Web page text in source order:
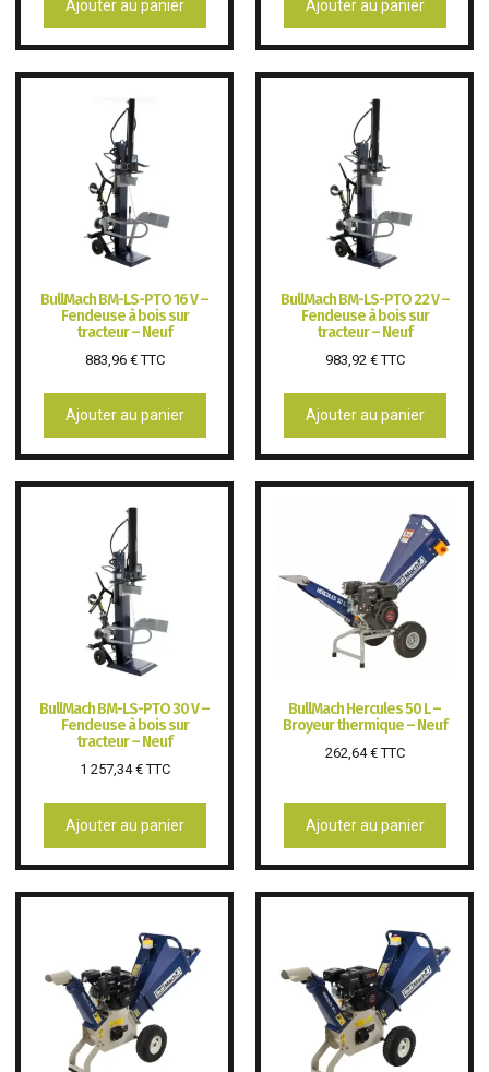
Ajouter au panier Ajouter au panier
BullMach BM-LS-PTO 16 V –
Fendeuse à bois sur
tracteur – Neuf
883,96 €TTC
Ajouter au panier
BullMach BM-LS-PTO 22 V –
Fendeuse à bois sur
tracteur – Neuf
983,92 €TTC
Ajouter au panier
BullMach BM-LS-PTO 30 V –
Fendeuse à bois sur
tracteur – Neuf
1 257,34€TTC
Ajouter au panier
BullMach Hercules 50 L –
Broyeur thermique – Neuf
262,64€TTC
Ajouter au panier